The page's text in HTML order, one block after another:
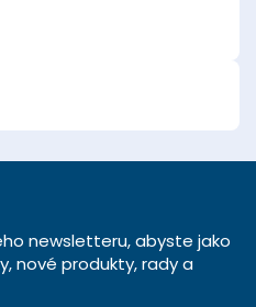
newsletteru, abyste jako
nové produkty, rady a